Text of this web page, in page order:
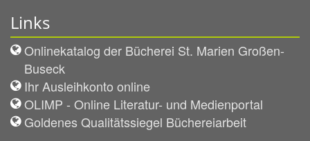
Links
Onlinekatalog der Bücherei St. Marien Großen-
Buseck
Ihr Ausleihkonto online
OLIMP - Online Literatur- und Medienportal
Goldenes Qualitätssiegel Büchereiarbeit